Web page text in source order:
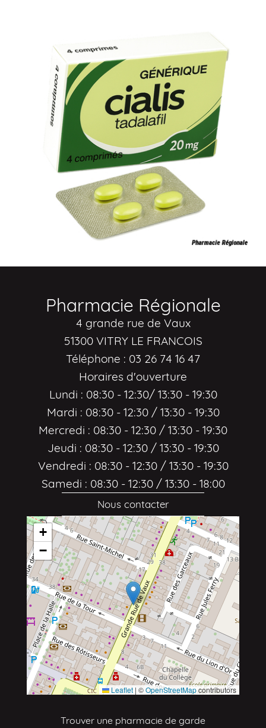
+
−
Leaflet | ©OpenStreetMapcontributors
Trouver une pharmacie de garde
Pharmacie Régionale
4 grande rue de Vaux
51300 VITRY LE FRANCOIS
Téléphone : 03 26 74 16 47
Horaires d'ouverture
Lundi : 08:30 - 12:30/ 13:30 - 19:30
Mardi : 08:30 - 12:30 / 13:30 - 19:30
Mercredi : 08:30 - 12:30 / 13:30 - 19:30
Jeudi : 08:30 - 12:30 / 13:30 - 19:30
Vendredi : 08:30 - 12:30 / 13:30 - 19:30
Samedi : 08:30 - 12:30 / 13:30 - 18:00
Nous contacter